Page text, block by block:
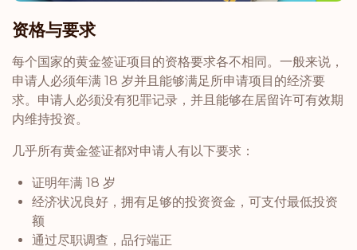
资格与要求
每个国家的黄金签证项目的资格要求各不相同。一般来说，
申请人必须年满 18 岁并且能够满足所申请项目的经济要
求。申请人必须没有犯罪记录，并且能够在居留许可有效期
内维持投资。
几乎所有黄金签证都对申请人有以下要求：
证明年满 18 岁
经济状况良好，拥有足够的投资资金，可支付最低投资
额
通过尽职调查，品行端正